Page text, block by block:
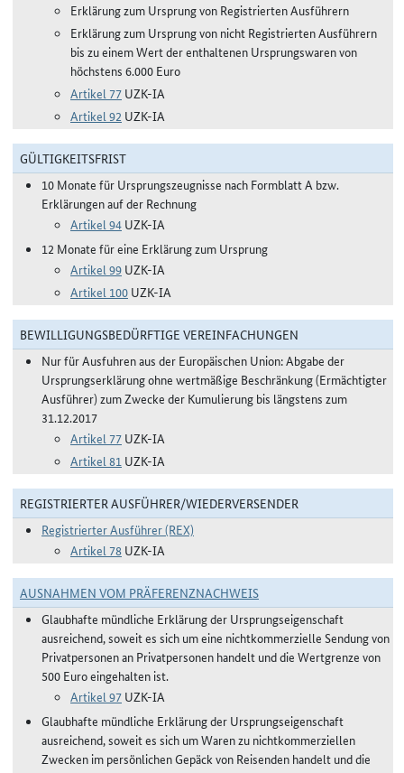
Erklärung zum Ursprung von Registrierten Ausführern
Erklärung zum Ursprung von nicht Registrierten Ausführern
bis zu einem Wert der enthaltenen Ursprungswaren von
höchstens 6.000 Euro
Artikel 77 UZK-IA
Artikel 92 UZK-IA
GÜLTIGKEITSFRIST
10 Monate für Ursprungszeugnisse nach Formblatt A bzw.
Erklärungen auf der Rechnung
Artikel 94 UZK-IA
12 Monate für eine Erklärung zum Ursprung
Artikel 99 UZK-IA
Artikel 100 UZK-IA
BEWILLIGUNGSBEDÜRFTIGE VEREINFACHUNGEN
Nur für Ausfuhren aus der Europäischen Union: Abgabe der
Ursprungserklärung ohne wertmäßige Beschränkung (Ermächtigter
Ausführer) zum Zwecke der Kumulierung bis längstens zum
31.12.2017
Artikel 77 UZK-IA
Artikel 81 UZK-IA
REGISTRIERTER AUSFÜHRER/WIEDERVERSENDER
Registrierter Ausführer (REX)
Artikel 78 UZK-IA
AUSNAHMEN VOM PRÄFERENZNACHWEIS
Glaubhafte mündliche Erklärung der Ursprungseigenschaft
ausreichend, soweit es sich um eine nichtkommerzielle Sendung von
Privatpersonen an Privatpersonen handelt und die Wertgrenze von
500 Euro eingehalten ist.
Artikel 97 UZK-IA
Glaubhafte mündliche Erklärung der Ursprungseigenschaft
ausreichend, soweit es sich um Waren zu nichtkommerziellen
Zwecken im persönlichen Gepäck von Reisenden handelt und die